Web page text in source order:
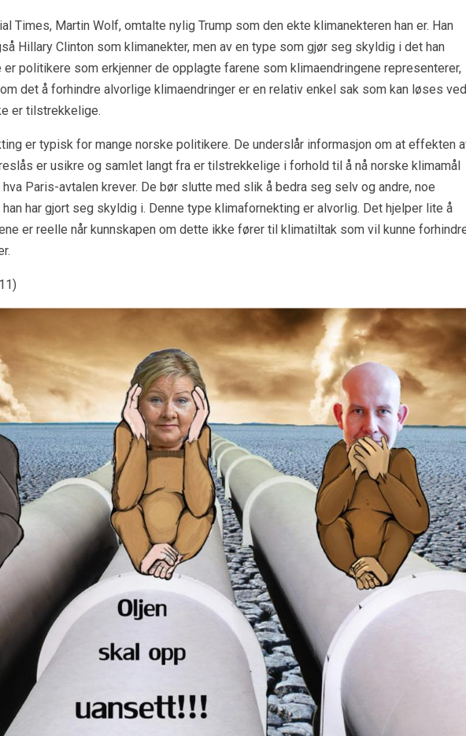
Times, Martin Wolf, omtalte nylig Trump som den ekte klimanekteren han er. Han
Hillary Clinton som klimanekter, men av en type som gjør seg skyldig i det han
er politikere som erkjenner de opplagte farene som klimaendringene representerer,
det å forhindre alvorlige klimaendringer er en relativ enkel sak som kan løses ved
er tilstrekkelige.
er typisk for mange norske politikere. De underslår informasjon om at effekten
er usikre og samlet langt fra er tilstrekkelige i forhold til å nå norske klimamål
Paris-avtalen krever. De bør slutte med slik å bedra seg selv og andre, noe
har gjort seg skyldig i. Denne type klimafornekting er alvorlig. Det hjelper lite å
er reelle når kunnskapen om dette ikke fører til klimatiltak som vil kunne